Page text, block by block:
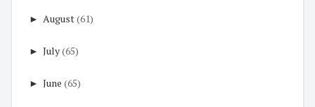
► August(61)
► July(65)
► June (65)